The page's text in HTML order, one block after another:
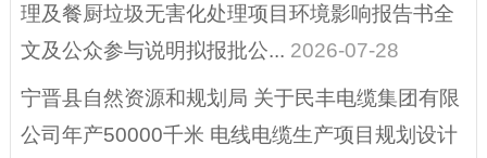
政府公报
（电子商务进农村
综合示范）
理及餐厨垃圾无害化处理项目环境影响报告书全
文及公众参与说明拟报批公... 2026-07-28
宁晋县自然资源和规划局 关于民丰电缆集团有限
公司年产50000千米 电线电缆生产项目规划设计